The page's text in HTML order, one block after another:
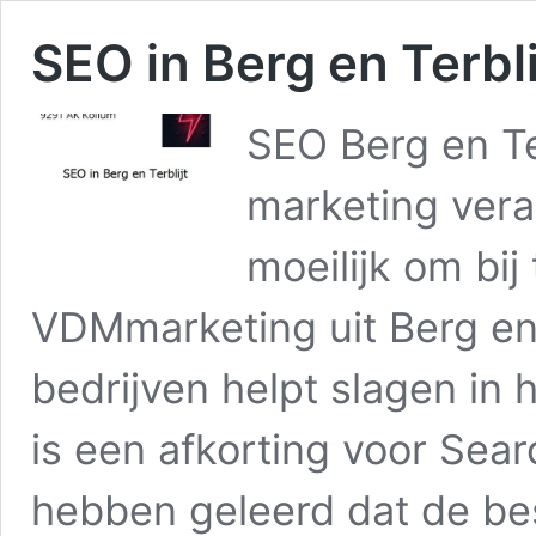
SEO in Berg en
SEO Berg en
marketing
moeilijk om bij
VDMmarketing uit Berg
bedrijven helpt slagen in
is een afkorting voor
hebben geleerd dat de